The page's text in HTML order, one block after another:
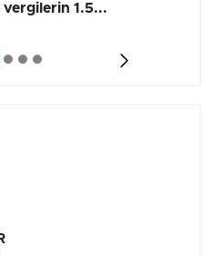
vergilerin 1.5...